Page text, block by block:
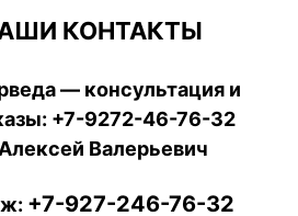
КОНТАКТЫ
— консультация и
+7-9272-46-76-32
Алексей Валерьевич
+7-927-246-76-32